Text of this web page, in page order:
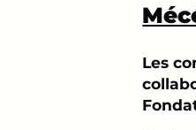
Les